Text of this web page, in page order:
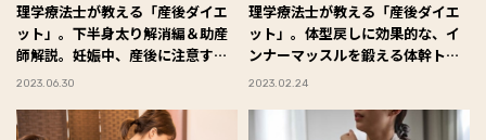
理学療法士が教える「産後ダイエ
ット」。下半身太り解消編＆助産
師解説。妊娠中、産後に注意すべ
き病気とは？
2023.06.30
理学療法士が教える「産後ダイエ
ット」。体型戻しに効果的な、イ
ンナーマッスルを鍛える体幹トレ
ーニング
2023.02.24